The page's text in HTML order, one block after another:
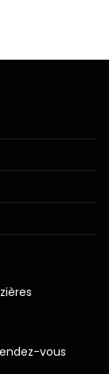
vous